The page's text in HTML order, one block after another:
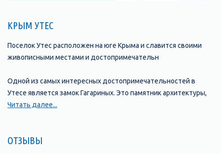
КРЫМ УТЕС
Поселок Утес расположен на юге Крыма и славится своими
живописными местами и достопримечательн
Одной из самых интересных достопримечательностей в
Утесе является замок Гагариных. Это памятник архитектуры,
который был построен в конце XIX века в стиле французского
Читать далее...
ОТЗЫВЫ